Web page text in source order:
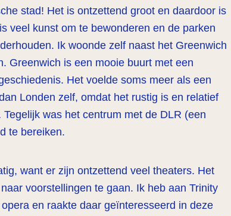
stad! Het is ontzettend groot en daardoor is
veel kunst om te bewonderen en de parken
Ik woonde zelf naast het Greenwich
Greenwich is een mooie buurt met een
Het voelde soms meer als een
Londen zelf, omdat het rustig is en relatief
was het centrum met de DLR (een
te bereiken.
want er zijn ontzettend veel theaters. Het
voorstellingen te gaan. Ik heb aan Trinity
en raakte daar geïnteresseerd in deze